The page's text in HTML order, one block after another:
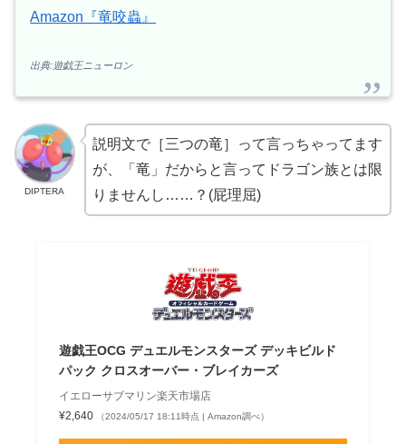
Amazon『竜咬蟲』
出典:遊戯王ニューロン
DIPTERA
説明文で［三つの竜］って言っちゃってます
が、「竜」だからと言ってドラゴン族とは限
りませんし……？(屁理屈)
遊戯王OCG デュエルモンスターズ デッキビルド
パック クロスオーバー・ブレイカーズ
イエローサブマリン楽天市場店
¥2,640
（2024/05/17 18:11時点 | Amazon調べ）